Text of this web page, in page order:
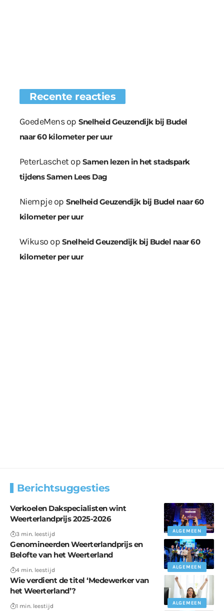
Recente reacties
GoedeMensop Snelheid Geuzendijk bij Budel
naar 60 kilometer per uur
PeterLaschetop Samen lezen in het stadspark
tijdens Samen Lees Dag
Niempjeop Snelheid Geuzendijk bij Budel naar 60
kilometer per uur
Wikuso op Snelheid Geuzendijk bij Budel naar 60
kilometer per uur
Berichtsuggesties
ALGEMEEN
Verkoelen Dakspecialisten wint
Weerterlandprijs 2025-2026
3 min. leestijd
ALGEMEEN
Genomineerden Weerterlandprijs en
Belofte van het Weerterland
4 min. leestijd
ALGEMEEN
Wie verdient de titel ‘Medewerker van
het Weerterland’?
1 min. leestijd